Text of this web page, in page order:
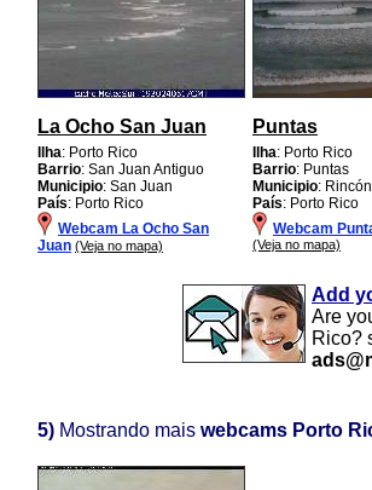
La Ocho San Juan
Ilha: Porto Rico
Barrio: San Juan Antiguo
Municipio: San Juan
País: Porto Rico
Webcam La Ocho San
Juan (Veja no mapa)
Puntas
Ilha: Porto Rico
Barrio: Puntas
Municipio: Rincón
País: Porto Rico
Webcam
(Veja no mapa)
Add
Are
Rico?
5) Mostrando mais webcams Porto